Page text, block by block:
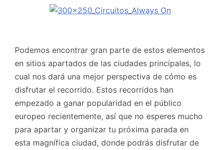
Podemos encontrar gran parte de estos elementos
en sitios apartados de las ciudades principales, lo
cual nos dará una mejor perspectiva de cómo es
disfrutar el recorrido. Estos recorridos han
empezado a ganar popularidad en el público
europeo recientemente, así que no esperes mucho
para apartar y organizar tu próxima parada en
esta magnífica ciudad, donde podrás disfrutar de